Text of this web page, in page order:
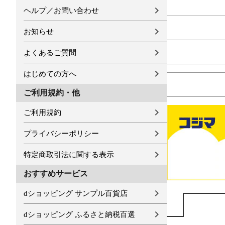
ヘルプ／お問い合わせ
お知らせ
よくあるご質問
はじめての方へ
ご利用規約・他
ご利用規約
プライバシーポリシー
特定商取引法に関する表示
おすすめサービス
dショッピング サンプル百貨店
dショッピング ふるさと納税百選